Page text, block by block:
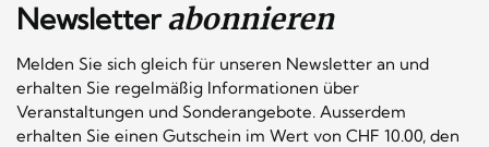
Newsletterabonnieren
Melden Sie sich gleich für unseren Newsletter an und
erhalten Sie regelmäßig Informationen über
Veranstaltungen und Sonderangebote. Ausserdem
erhalten Sie einen Gutschein im Wert von CHF 10.00, den